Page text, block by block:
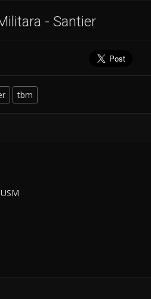
- Santier
tbm